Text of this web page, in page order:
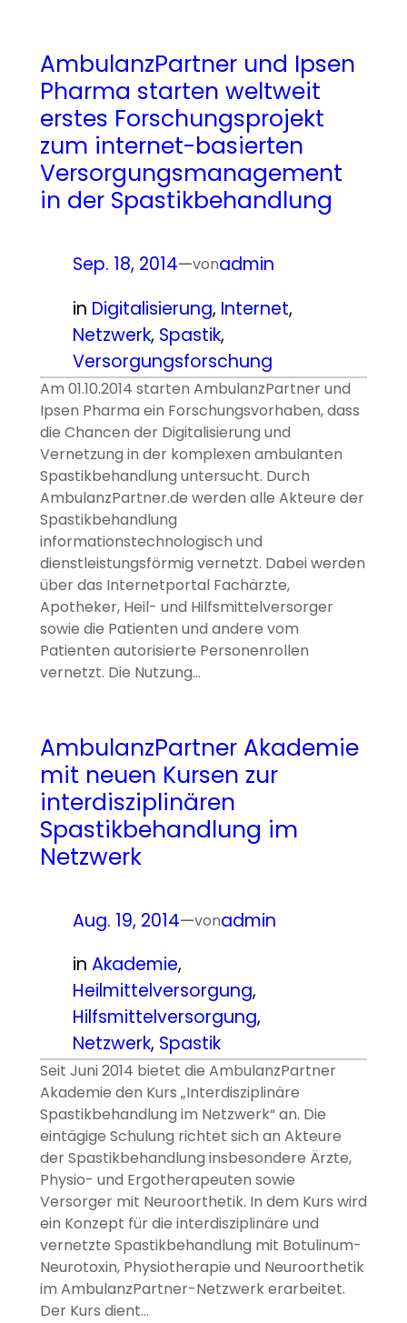
AmbulanzPartner und Ipsen
Pharma starten weltweit
erstes Forschungsprojekt
zum internet-basierten
Versorgungsmanagement
in der Spastikbehandlung
Sep. 18, 2014—vonadmin
in Digitalisierung, Internet
Netzwerk, Spastik
Versorgungsforschung
Am 01.10.2014 starten AmbulanzPartner und
Ipsen Pharma ein Forschungsvorhaben, dass
die Chancen der Digitalisierung und
Vernetzung in der komplexen ambulanten
Spastikbehandlung untersucht. Durch
AmbulanzPartner.de werden alle Akteure der
Spastikbehandlung
informationstechnologisch und
dienstleistungsförmig vernetzt. Dabei werden
über das Internetportal Fachärzte,
Apotheker, Heil- und Hilfsmittelversorger
sowie die Patienten und andere vom
Patienten autorisierte Personenrollen
vernetzt. Die Nutzung…
AmbulanzPartner Akademie
mit neuen Kursen zur
interdisziplinären
Spastikbehandlung im
Netzwerk
Aug. 19, 2014—vonadmin
in Akademie
Heilmittelversorgung
Hilfsmittelversorgung
Netzwerk, Spastik
Seit Juni 2014 bietet die AmbulanzPartner
Akademie den Kurs „Interdisziplinäre
Spastikbehandlung im Netzwerk“ an. Die
eintägige Schulung richtet sich an Akteure
der Spastikbehandlung insbesondere Ärzte,
Physio- und Ergotherapeuten sowie
Versorger mit Neuroorthetik. In dem Kurs wird
ein Konzept für die interdisziplinäre und
vernetzte Spastikbehandlung mit Botulinum-
Neurotoxin, Physiotherapie und Neuroorthetik
im AmbulanzPartner-Netzwerk erarbeitet.
Der Kurs dient…